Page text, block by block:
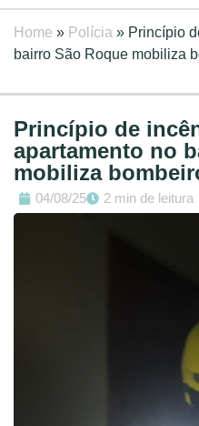
Home » Polícia » Princípio
bairro São Roque mobiliza
Princípio de
apartamento no
mobiliza
04/08/25 2 min de leitura